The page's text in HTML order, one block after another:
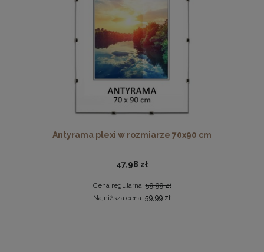
Drewniana, frezowana ramka na zdjęcia, plakaty, obrazy w
rozmiarze 30 x 40 cm w kolorze białym
28,99 zł
DO KOSZYKA
Antyrama plexi w rozmiarze 70x90 cm
47,98 zł
Cena regularna:59,99 zł
Najniższa cena: 59,99 zł